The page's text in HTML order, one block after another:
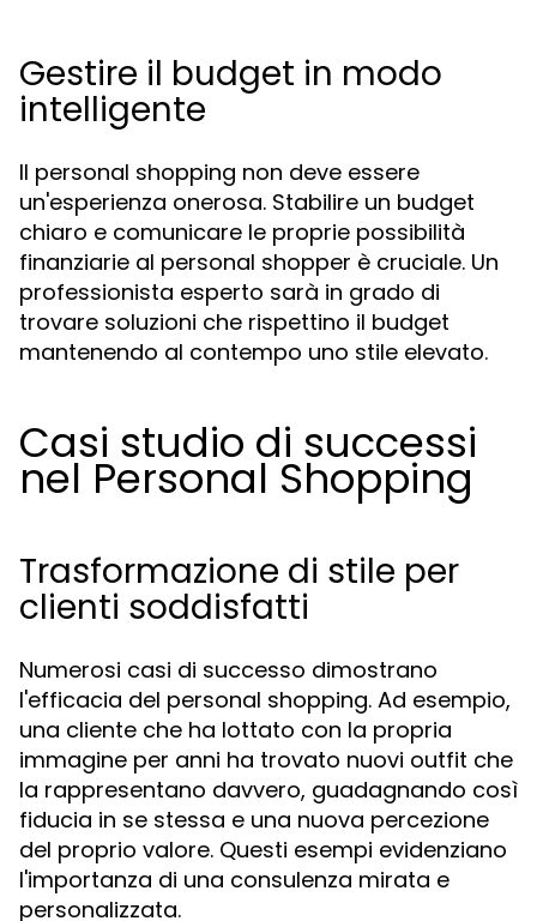
Gestire il budget in modo
intelligente
Il personal shopping non deve essere
un'esperienza onerosa. Stabilire un budget
chiaro e comunicare le proprie possibilità
finanziarie al personal shopper è cruciale. Un
professionista esperto sarà in grado di
trovare soluzioni che rispettino il budget
mantenendo al contempo uno stile elevato.
Casi studio di successi
nel Personal Shopping
Trasformazione di stile per
clienti soddisfatti
Numerosi casi di successo dimostrano
l'efficacia del personal shopping. Ad esempio,
una cliente che ha lottato con la propria
immagine per anni ha trovato nuovi outfit che
la rappresentano davvero, guadagnando così
fiducia in se stessa e una nuova percezione
del proprio valore. Questi esempi evidenziano
l'importanza di una consulenza mirata e
personalizzata.